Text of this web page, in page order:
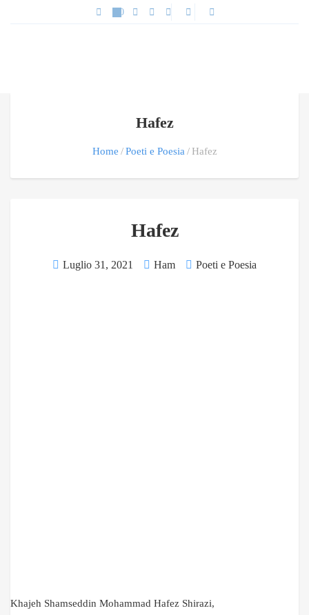
Hafez
Home Poeti e Poesia Hafez
Hafez
Luglio 31, 2021 Ham Poeti e Poesia
Khajeh Shamseddin Mohammad Hafez Shirazi,